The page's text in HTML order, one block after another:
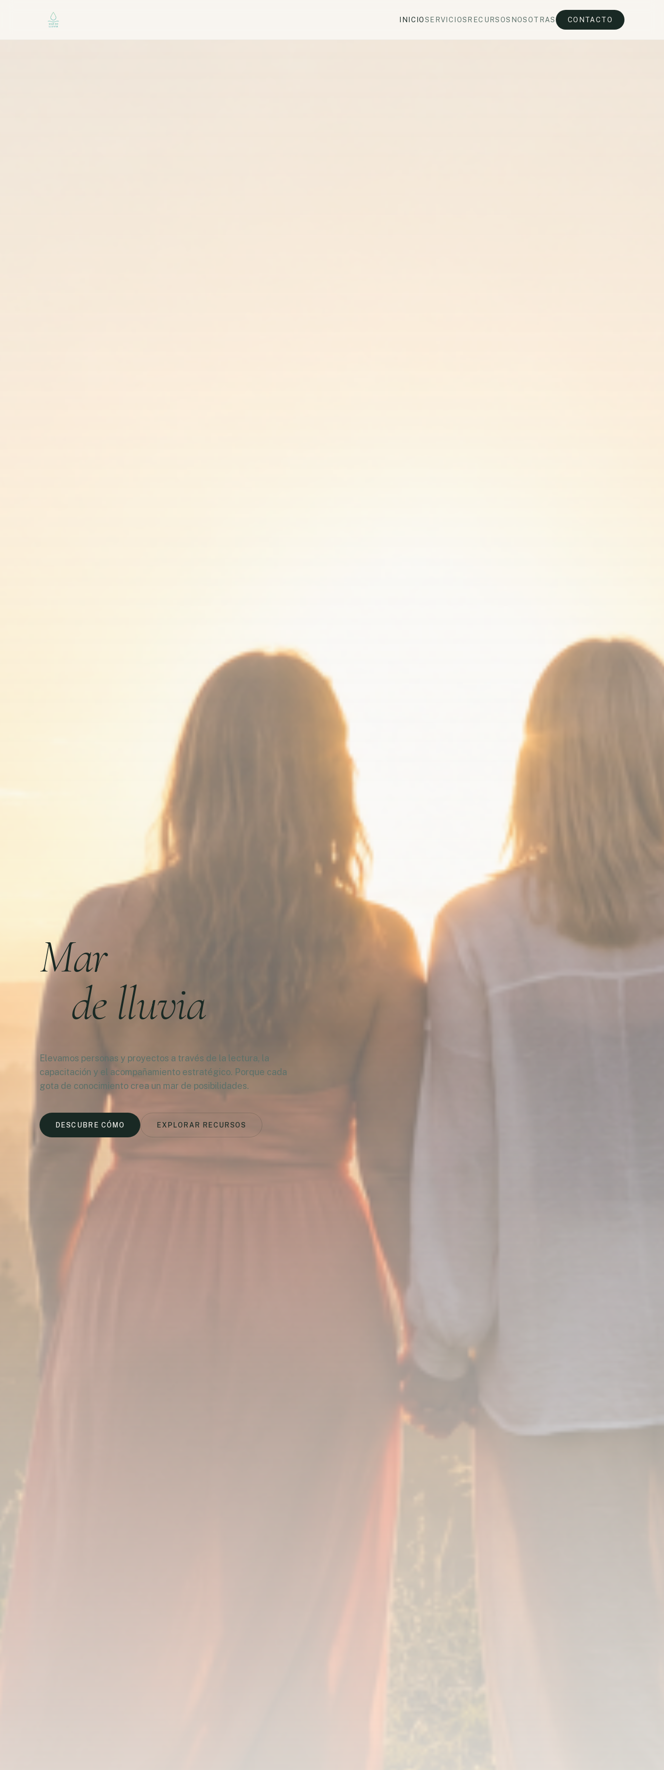
INICIOSERVICIOS RECURSOS NOSOTRAS CONTACTO
Mar
de lluvia
Elevamos personas y proyectos a través de la lectura, la
capacitación y el acompañamiento estratégico. Porque cada
gota de conocimiento crea un mar de posibilidades.
DESCUBRE CÓMO EXPLORAR RECURSOS